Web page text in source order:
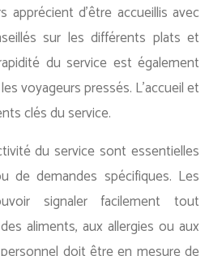
apprécient d’être accueillis avec
sur les différents plats et
du service est également
voyageurs pressés. L’accueil et
clés du service.
du service sont essentielles
de demandes spécifiques. Les
signaler facilement tout
aliments, aux allergies ou aux